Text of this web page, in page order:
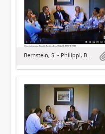
Bernstein, S. - Philippi, B.